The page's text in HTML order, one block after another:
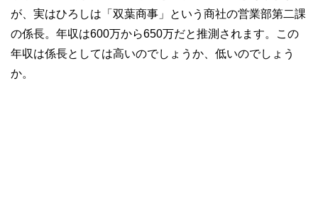
が、実はひろしは「双葉商事」という商社の営業部第二課
の係長。年収は600万から650万だと推測されます。この
年収は係長としては高いのでしょうか、低いのでしょう
か。